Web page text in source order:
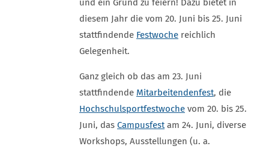
und ein Grund zu feiern! Dazu bietet in
diesem Jahr die vom 20. Juni bis 25. Juni
stattfindende Festwoche reichlich
Gelegenheit.
Ganz gleich ob das am 23. Juni
stattfindende Mitarbeitendenfest, die
Hochschulsportfestwoche vom 20. bis 25.
Juni, das Campusfestam 24. Juni, diverse
Workshops, Ausstellungen (u. a.